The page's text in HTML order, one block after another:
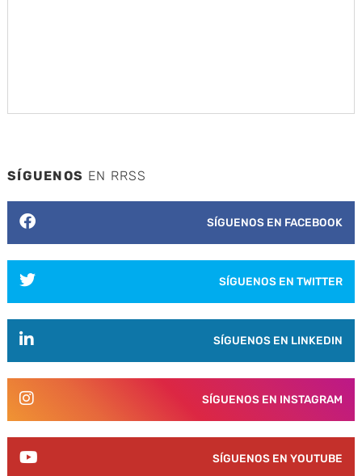
SÍGUENOS EN RRSS
SÍGUENOS EN FACEBOOK
SÍGUENOS EN TWITTER
SÍGUENOS EN LINKEDIN
SÍGUENOS EN INSTAGRAM
SÍGUENOS EN YOUTUBE